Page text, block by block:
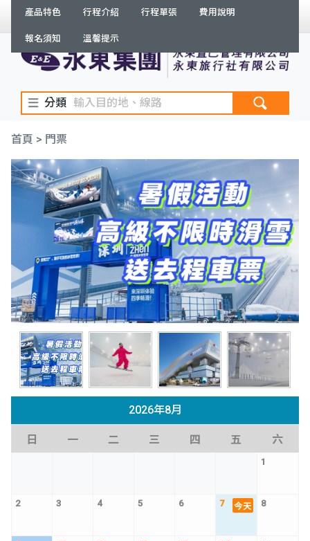
繁體 登入/
分類
首頁 > 門票
2026年8月
日 一 二 三 四 五 六
1
2 3 4 5 6 7 今天 8
產品特色 行程介紹 行程單張 費用說明
報名須知 溫馨提示